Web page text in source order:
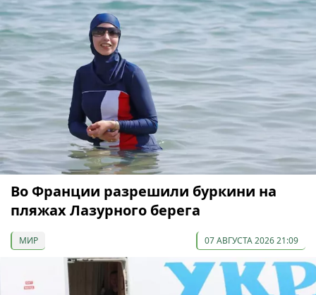
Во Франции разрешили буркини на
пляжах Лазурного берега
МИР 07 АВГУСТА 2026 21:09